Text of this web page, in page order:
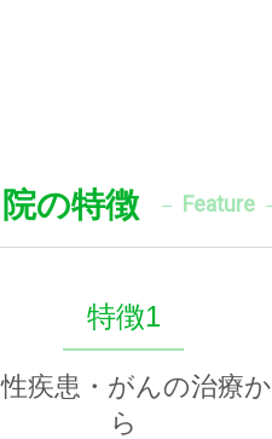
の特徴 Feature
特徴1
疾患・がんの治療か
ら